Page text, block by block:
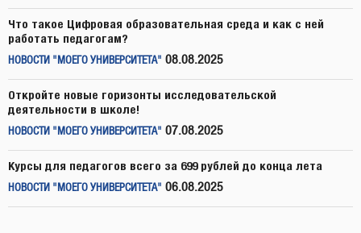
Что такое Цифровая образовательная среда и как с ней
работать педагогам?
НОВОСТИ "МОЕГО УНИВЕРСИТЕТА" 08.08.2025
Откройте новые горизонты исследовательской
деятельности в школе!
НОВОСТИ "МОЕГО УНИВЕРСИТЕТА" 07.08.2025
Курсы для педагогов всего за 699 рублей до конца лета
НОВОСТИ "МОЕГО УНИВЕРСИТЕТА" 06.08.2025